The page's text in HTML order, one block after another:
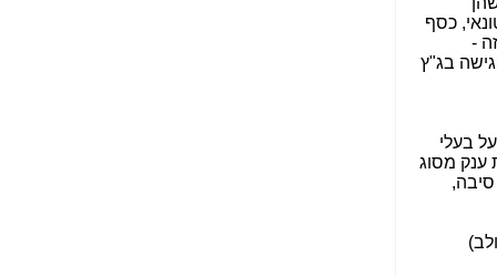
כסף
-
בג"ץ
בעלי
ענק מסוג